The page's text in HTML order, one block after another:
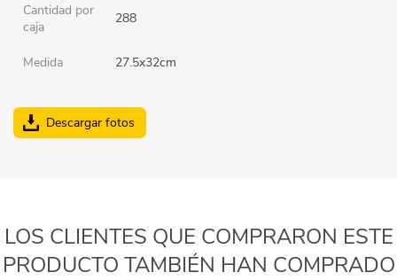
Cantidad por
caja
288
Medida 27.5x32cm
Descargar fotos
LOS CLIENTES QUE COMPRARON ESTE
PRODUCTO TAMBIÉN HAN COMPRADO